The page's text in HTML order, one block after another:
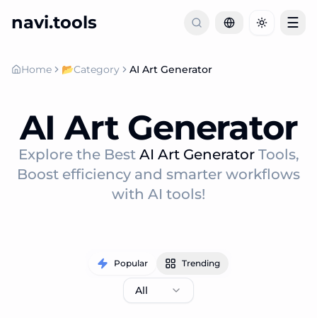
navi.tools Toggle
☰
Home 📂Category AI Art Generator
AI Art Generator
Explore the Best AI Art GeneratorTools,
Boost efficiency and smarter workflows
with AI tools!
Popular Trending
All